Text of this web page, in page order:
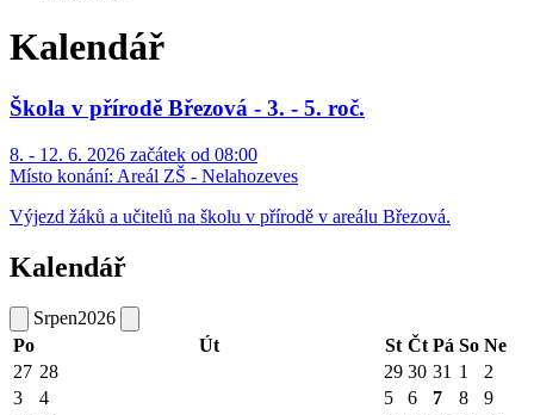
Kalendář
Škola v přírodě Březová - 3. - 5. roč.
8. - 12. 6. 2026 začátek od 08:00
Místo konání: Areál ZŠ - Nelahozeves
Výjezd žáků a učitelů na školu v přírodě v areálu Březová.
Kalendář
Srpen2026
Po
Út St Čt Pá So Ne
27 28 29 30 31 1
2
3
4 5 6 7 8
9